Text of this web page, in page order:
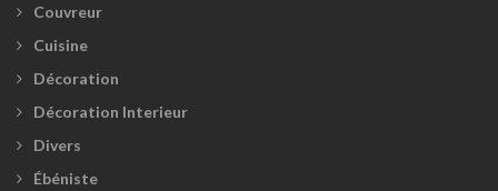
Couvreur
Cuisine
Décoration
Décoration Interieur
Divers
Ébéniste